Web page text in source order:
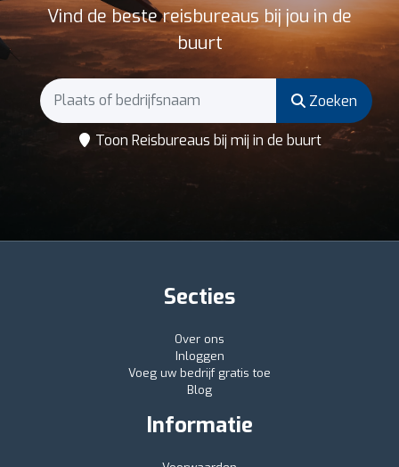
Vind de beste reisbureaus bij jou in de
buurt
Zoeken
Toon Reisbureaus bij mij in de buurt
Secties
Over ons
Inloggen
Voeg uw bedrijf gratis toe
Blog
Informatie